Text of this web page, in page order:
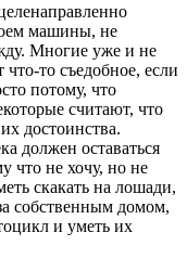
машины, не
Многие уже и не
то съедобное, если
потому, что
считают, что
достоинства.
должен оставаться
что не хочу, но не
скакать на лошади,
собственным домом,
и уметь их